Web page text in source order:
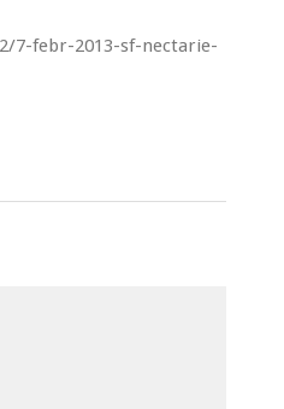
7-febr-2013-sf-nectarie-